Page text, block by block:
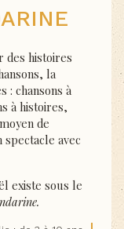
des histoires
la
: chansons à
à histoires,
de
avec
existe sous le